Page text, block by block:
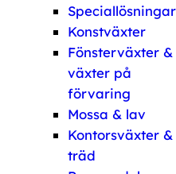
Speciallösningar
Konstväxter
Fönsterväxter &
växter på
förvaring
Mossa & lav
Kontorsväxter &
träd